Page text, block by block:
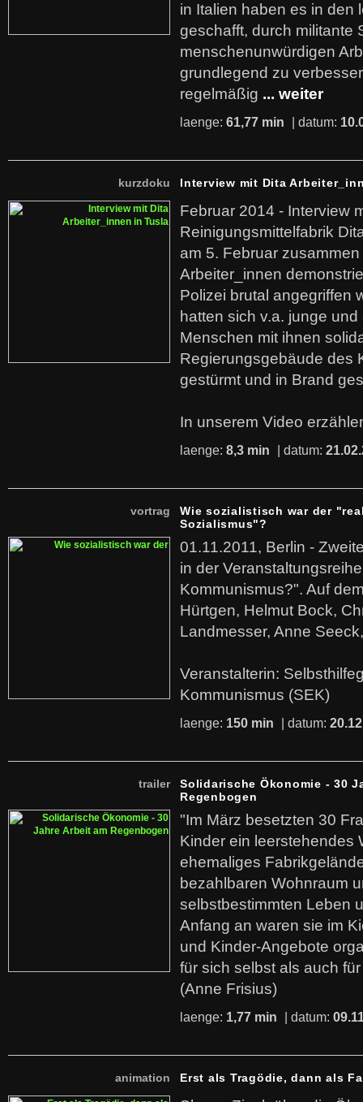
in Italien haben es in den
geschafft, durch militante
menschenunwürdigen
grundlegend zu
regelmäßig ... weiter
laenge: 61,77 min | datum:
kurzdoku Interview mit Dita
Februar 2014 - Interview
Reinigungsmittelfabrik
am 5. Februar
Arbeiter_innen
Polizei brutal angegriffen
hatten sich v.a. junge
Menschen mit ihnen
Regierungsgebäude des
gestürmt und in Brand
In unserem Video
laenge: 8,3 min | datum:
vortrag
Wie sozialistisch war der
Sozialismus"?
01.11.2011, Berlin -
in der
Kommunismus?". Auf
Hürtgen, Helmut Bock,
Landmesser, Anne
Veranstalterin:
Kommunismus (SEK)
laenge: 150 min | datum:
trailer
Solidarische Ökonomie - 30
Regenbogen
"Im März besetzten 30
Kinder ein leerstehendes
ehemaliges
bezahlbaren Wohnraum
selbstbestimmten Leben
Anfang an waren sie im
und Kinder-Angebote
für sich selbst als auch
(Anne Frisius)
laenge: 1,77 min | datum:
animation Erst als Tragödie, dann als